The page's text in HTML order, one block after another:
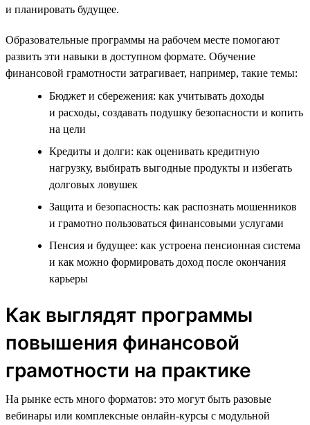
и планировать будущее.
Образовательные программы на рабочем месте помогают
развить эти навыки в доступном формате. Обучение
финансовой грамотности затрагивает, например, такие темы:
Бюджет и сбережения: как учитывать доходы
и расходы, создавать подушку безопасности и копить
на цели
Кредиты и долги: как оценивать кредитную
нагрузку, выбирать выгодные продукты и избегать
долговых ловушек
Защита и безопасность: как распознать мошенников
и грамотно пользоваться финансовыми услугами
Пенсия и будущее: как устроена пенсионная система
и как можно формировать доход после окончания
карьеры
Как выглядят программы
повышения финансовой
грамотности на практике
На рынке есть много форматов: это могут быть разовые
вебинары или комплексные онлайн-курсы с модульной